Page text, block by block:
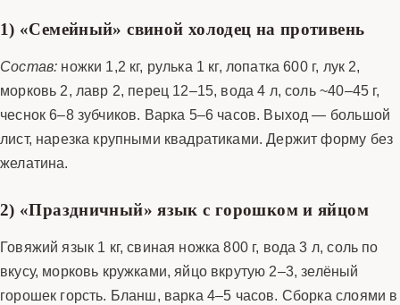
1) «Семейный» свиной холодец на противень
Состав: ножки 1,2 кг, рулька 1 кг, лопатка 600 г, лук 2,
морковь 2, лавр 2, перец 12–15, вода 4 л, соль ~40–45 г,
чеснок 6–8 зубчиков. Варка 5–6 часов. Выход — большой
лист, нарезка крупными квадратиками. Держит форму без
желатина.
2) «Праздничный» язык с горошком и яйцом
Говяжий язык 1 кг, свиная ножка 800 г, вода 3 л, соль по
вкусу, морковь кружками, яйцо вкрутую 2–3, зелёный
горошек горсть. Бланш, варка 4–5 часов. Сборка слоями в